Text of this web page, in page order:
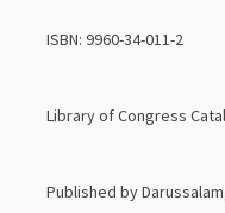
ISBN: 9960-34-011-2
Library of Congress
Published by